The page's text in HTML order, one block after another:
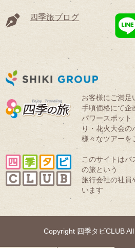
四季旅ブログ
お客様にご満足
手頃価格にて企
パワースポット
り・花火大会の
様々なツアーを
このサイトはバ
の旅という
旅行会社の社員
います
Copyright 四季タビCLUB